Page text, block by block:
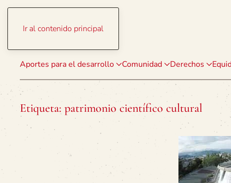
Ir al contenido principal
Aportes para el desarrollo Comunidad Derechos
Etiqueta: patrimonio científico cultural